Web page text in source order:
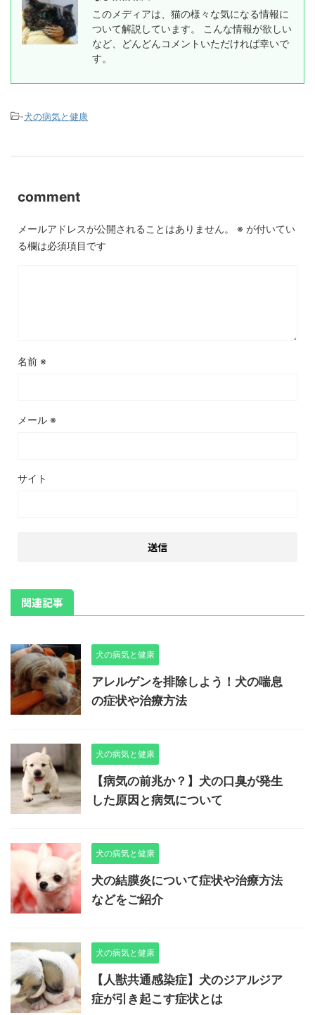
このメディアは、猫の様々な気になる情報に
ついて解説しています。 こんな情報が欲しい
など、どんどんコメントいただければ幸いで
す。
-犬の病気と健康
comment
メールアドレスが公開されることはありません。 ※ が付いてい
る欄は必須項目です
名前 ※
メール ※
サイト
関連記事
犬の病気と健康
アレルゲンを排除しよう！犬の喘息
の症状や治療方法
犬の病気と健康
【病気の前兆か？】犬の口臭が発生
した原因と病気について
犬の病気と健康
犬の結膜炎について症状や治療方法
などをご紹介
犬の病気と健康
【人獣共通感染症】犬のジアルジア
症が引き起こす症状とは